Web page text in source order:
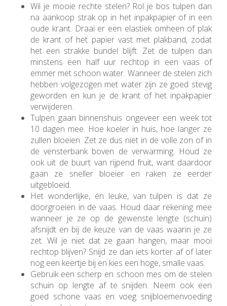
Wil je mooie rechte stelen? Rol je bos tulpen dan
na aankoop strak op in het inpakpapier of in een
oude krant. Draai er een elastiek omheen of plak
de krant of het papier vast met plakband, zodat
het een strakke bundel blijft. Zet de tulpen dan
minstens een half uur rechtop in een vaas of
emmer met schoon water. Wanneer de stelen zich
hebben volgezogen met water zijn ze goed stevig
geworden en kun je de krant of het inpakpapier
verwijderen.
Tulpen gaan binnenshuis ongeveer een week tot
10 dagen mee. Hoe koeler in huis, hoe langer ze
zullen bloeien. Zet ze dus niet in de volle zon of in
de vensterbank boven de verwarming. Houd ze
ook uit de buurt van rijpend fruit, want daardoor
gaan ze sneller bloeier en raken ze eerder
uitgebloeid.
Het wonderlijke, én leuke, van tulpen is dat ze
doorgroeien in de vaas. Houd daar rekening mee
wanneer je ze op de gewenste lengte (schuin)
afsnijdt en bij de keuze van de vaas waarin je ze
zet. Wil je niet dat ze gaan hangen, maar mooi
rechtop blijven? Snijd ze dan iets korter af of later
nog een keertje bij en kies een hoge, smalle vaas.
Gebruik een scherp en schoon mes om de stelen
schuin op lengte af te snijden. Neem ook een
goed schone vaas en voeg snijbloemenvoeding